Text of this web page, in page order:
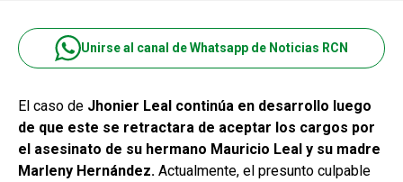
Unirse al canal de Whatsapp de Noticias RCN
El caso de Jhonier Leal continúa en desarrollo luego
de que este se retractara de aceptar los cargos por
el asesinato de su hermano Mauricio Leal y su madre
Marleny Hernández. Actualmente, el presunto culpable